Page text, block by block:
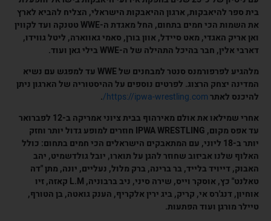
בית ספר להיאבקות, ארגון ההיאבקות הישראלי, הצליח להביא לארץ
את השמות הכי חמים בתחום, החל מאגדת ה-WWE טטנקה ועד לקווין
ואן אריק האגדי, מאט סיידל, אוון בורן, סאמי גאווארה, ליטל גווידו,
דארבי אלין, חבר בהיכל התהילה של ה-WWE בילי גאן ועוד.
מלהגיע לפרפורמנס סנטר למבחנים של WWE עד למפגש עם נשיא
המדינה יצחק הרצוג. לפרטים נוספים על ההיסטוריה של הארגון ניתן
להיכנס לאתרhttps://ipwa-wrestling.com/
.
אחרי שמילאו את אולם מאירהוף בבית ציוני אמריקה ב-12 לפברואר
עד אפס מקום, IPWA WRESTLING חוזרים למופע גדול יותר וחזק
יותר ב-18 ליוני, עם המתאבקים הישראלים הכי חמים בתחום: כולל
האלוף שלנו אביזוב שחוזר להגן על תוארו, יובל גולדשמיט, יהב
האבוק, דייויד בלייד, בר ברינה, ברק מלול, נעליים, יונה, מתן "דה
טאלנט" כץ, אוסקר וייס, שירה סיני, ניב ברבוניה, L.M קאזה, זיו
אוחיון, דנג'רס אי, קריק, ביג ירין אלקריף, הענק גואטה, בן הטורף,
טיילר מורגן ועוד הפתעות.